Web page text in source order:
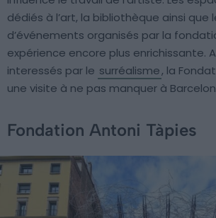
dédiés à l’art, la bibliothèque ainsi que
d’événements organisés par la
expérience encore plus enrichissante.
interessés par le surréalisme, la
une visite à ne pas manquer à
Fondation Antoni Tàpies